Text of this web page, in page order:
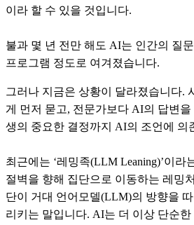
이라 할 수 있을 것입니다.
불과 몇 년 전만 해도 AI는 인간의 질
프로그램 정도로 여겨졌습니다.
그러나 지금은 상황이 달라졌습니다.
게 먼저 묻고, 전문가보다 AI의 답변
생의 중요한 결정까지 AI의 조언에 의
최근에는 ‘레밍족(LLM Leaning)’이라
절벽을 향해 집단으로 이동하는 레밍
단이 거대 언어모델(LLM)의 방향을
리키는 말입니다. AI는 더 이상 단순한